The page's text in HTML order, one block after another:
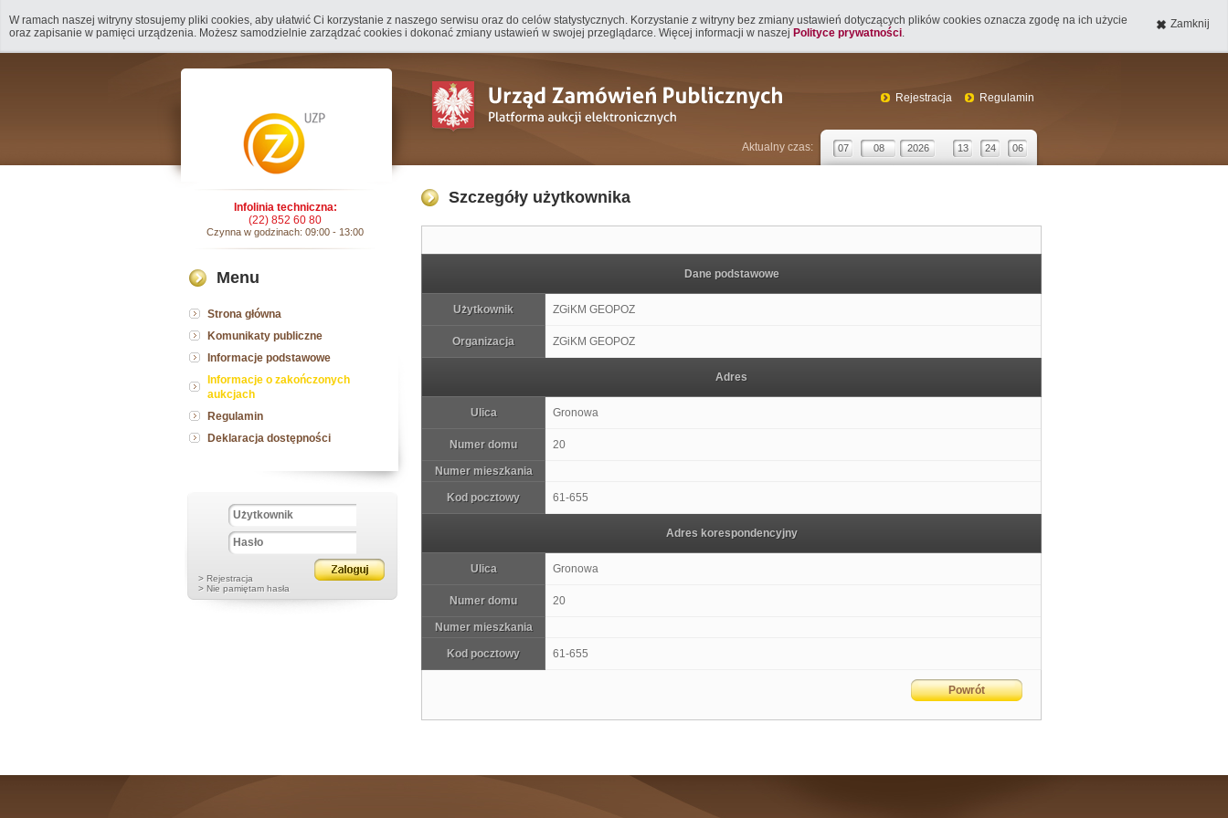
W ramach naszej witryny stosujemy pliki cookies, aby ułatwić Ci korzystanie z naszego serwisu oraz do celów statystycznych. Korzystanie z witryny bez zmiany ustawień dotyczących plików cookies oznacza zgodę na ich użycie
oraz zapisanie w pamięci urządzenia. Możesz samodzielnie zarządzać cookies i dokonać zmiany ustawień w swojej przeglądarce. Więcej informacji w naszej Polityce prywatności.
Zamknij
Rejestracja Regulamin
Aktualny czas: 07 08 2026 13 24 06
Szczegóły użytkownika
Dane podstawowe
Użytkownik ZGiKM GEOPOZ
Organizacja ZGiKM GEOPOZ
Adres
Ulica Gronowa
Numer domu 20
Numer mieszkania
Kod pocztowy 61-655
Adres korespondencyjny
Ulica Gronowa
Numer domu 20
Numer mieszkania
Kod pocztowy 61-655
Powrót
Infolinia techniczna:
(22) 852 60 80
Czynna w godzinach: 09:00 - 13:00
Menu
Strona główna
Komunikaty publiczne
Informacje podstawowe
Informacje o zakończonych
aukcjach
Regulamin
Deklaracja dostępności
> Rejestracja
> Nie pamiętam hasła